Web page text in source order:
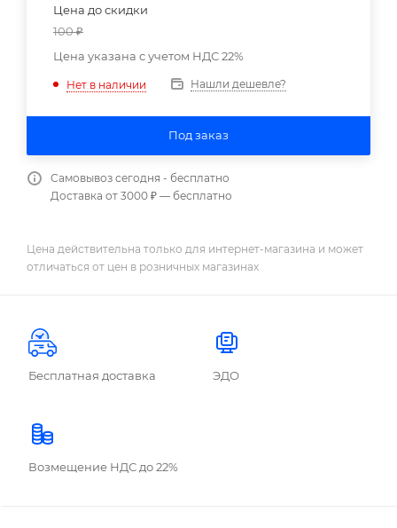
Цена до скидки
100₽
Цена указана с учетом НДС 22%
Нет в наличии Нашли дешевле?
Под заказ
Самовывоз сегодня - бесплатно
Доставка от 3000 ₽ — бесплатно
Цена действительна только для интернет-магазина и может
отличаться от цен в розничных магазинах
Бесплатная доставка ЭДО
Возмещение НДС до 22%